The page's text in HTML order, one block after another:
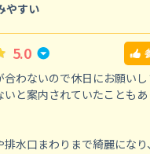
やすい
5.0
合わないので休日にお願い
いと案内されていたことも
排水口まわりまで綺麗にな